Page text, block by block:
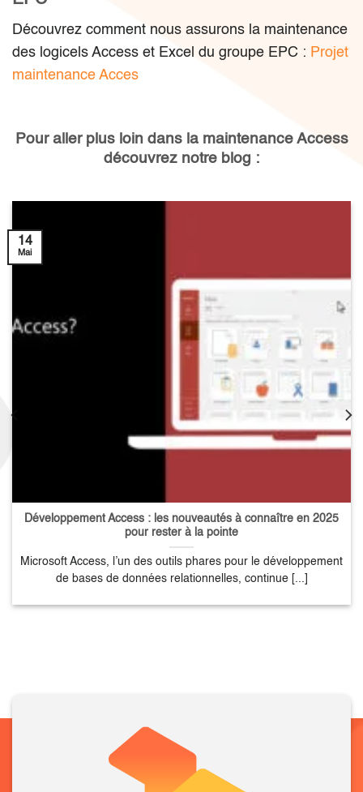
Découvrez comment nous assurons la maintenance
des logicels Access et Excel du groupe EPC : Projet
maintenance Acces
Pour aller plus loin dans la maintenance Access
découvrez notre blog :
Développement Access : les nouveautés à connaître en 2025
pour rester à la pointe
Microsoft Access, l’un des outils phares pour le développement
de bases de données relationnelles, continue [...]
14
Mai